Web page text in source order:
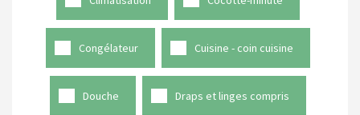
Congélateur Cuisine - coin cuisine
Douche Draps et linges compris